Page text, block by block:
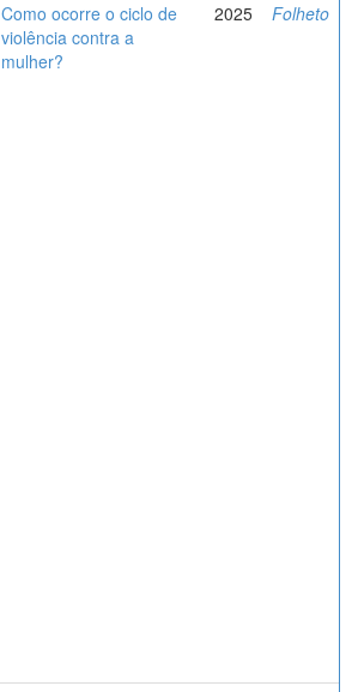
Como ocorre o ciclo de
violência contra a
mulher?
2025 Folheto